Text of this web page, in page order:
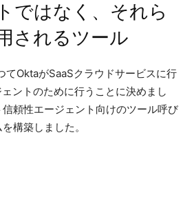
ではなく、それら
されるツール
てOktaがSaaSクラウドサービスに行
ントのために行うことに決めまし
頼性エージェント向けのツール呼び
構築しました。